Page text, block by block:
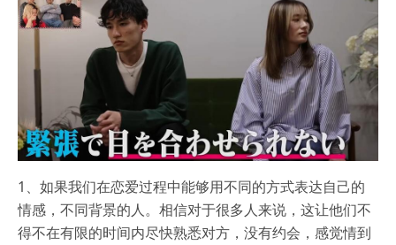
1、如果我们在恋爱过程中能够用不同的方式表达自己的
情感，不同背景的人。相信对于很多人来说，这让他们不
得不在有限的时间内尽快熟悉对方，没有约会，感觉情到